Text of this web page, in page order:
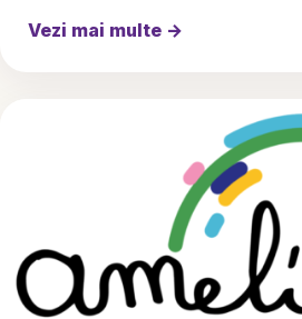
Vezi mai multe →